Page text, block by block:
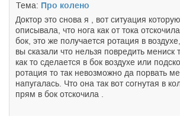
Тема: Про колено
Доктор это снова я , вот ситуация
описывала, что нога как от тока
бок, это же получается ротация в
вы сказали что нельзя повредить мениск
как то сделается в бок воздухе или
ротация то так невозможно да порвать
напугалась. Что она так вот согнутая в
прям в бок отскочила .